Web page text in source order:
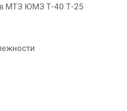
МТЗ ЮМЗ Т-40 Т-25